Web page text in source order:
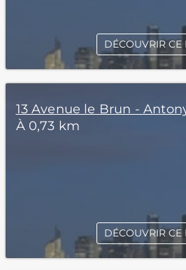
DÉCOUVRIR CE
13 Avenue le Brun -
À 0,73 km
DÉCOUVRIR CE